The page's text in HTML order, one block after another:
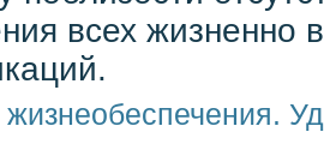
всех жизненно